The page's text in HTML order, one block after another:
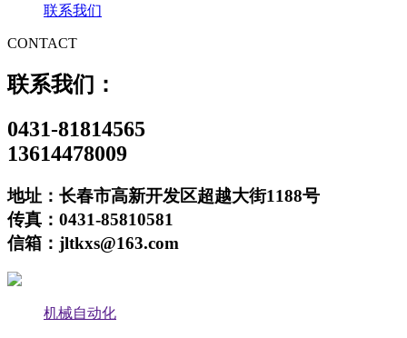
联系我们
CONTACT
联系我们：
0431-81814565
13614478009
地址：长春市高新开发区超越大街1188号
传真：0431-85810581
信箱：jltkxs@163.com
机械自动化